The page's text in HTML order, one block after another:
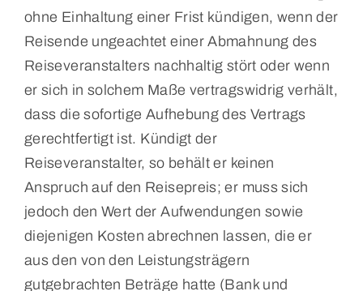
ohne Einhaltung einer Frist kündigen, wenn der
Reisende ungeachtet einer Abmahnung des
Reiseveranstalters nachhaltig stört oder wenn
er sich in solchem Maße vertragswidrig verhält,
dass die sofortige Aufhebung des Vertrags
gerechtfertigt ist. Kündigt der
Reiseveranstalter, so behält er keinen
Anspruch auf den Reisepreis; er muss sich
jedoch den Wert der Aufwendungen sowie
diejenigen Kosten abrechnen lassen, die er
aus den von den Leistungs­trägern
gutgebrachten Beträge hatte (Bank und